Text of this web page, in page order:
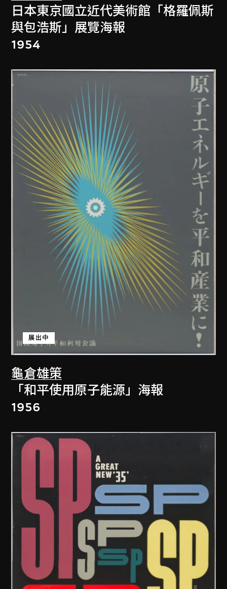
日本東京國立近代美術館「格羅佩斯
與包浩斯」展覽海報
1954
龜倉雄策
展出中
「和平使用原子能源」海報
1956